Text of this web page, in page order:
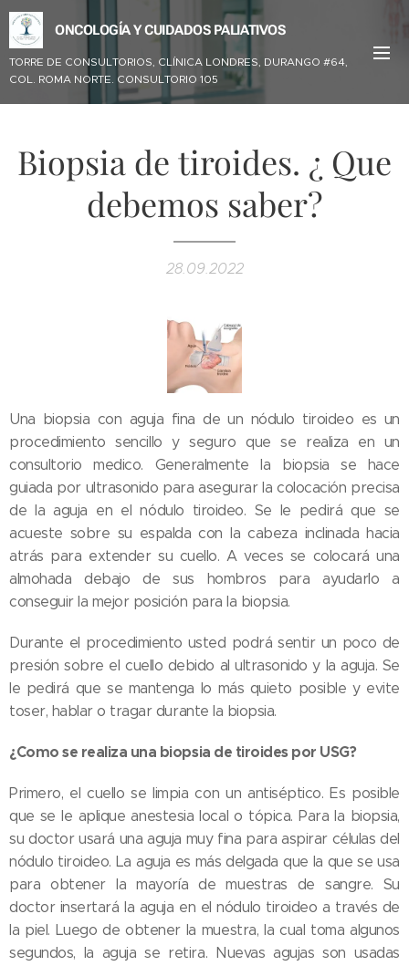
ONCOLOGÍA Y CUIDADOS PALIATIVOS
TORRE DE CONSULTORIOS, CLÍNICA LONDRES, DURANGO #64,
COL. ROMA NORTE. CONSULTORIO 105
Biopsia de tiroides. ¿ Que
debemos saber?
28.09.2022
Una biopsia con aguja fina de un nódulo tiroideo es un
procedimiento sencillo y seguro que se realiza en un
consultorio medico. Generalmente la biopsia se hace
guiada por ultrasonido para asegurar la colocación precisa
de la aguja en el nódulo tiroideo. Se le pedirá que se
acueste sobre su espalda con la cabeza inclinada hacia
atrás para extender su cuello. A veces se colocará una
almohada debajo de sus hombros para ayudarlo a
conseguir la mejor posición para la biopsia.
Durante el procedimiento usted podrá sentir un poco de
presión sobre el cuello debido al ultrasonido y la aguja. Se
le pedirá que se mantenga lo más quieto posible y evite
toser, hablar o tragar durante la biopsia.
¿Como se realiza una biopsia de tiroides por USG?
Primero, el cuello se limpia con un antiséptico. Es posible
que se le aplique anestesia local o tópica. Para la biopsia,
su doctor usará una aguja muy fina para aspirar células del
nódulo tiroideo. La aguja es más delgada que la que se usa
para obtener la mayoría de muestras de sangre. Su
doctor insertará la aguja en el nódulo tiroideo a través de
la piel. Luego de obtener la muestra, la cual toma algunos
segundos, la aguja se retira. Nuevas agujas son usadas